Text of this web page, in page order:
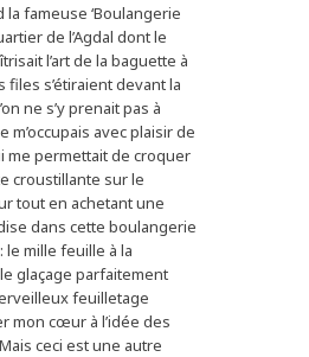
la fameuse ‘Boulangerie
de l’Agdal dont le
l’art de la baguette à
s’étiraient devant la
ne s’y prenait pas à
m’occupais avec plaisir de
me permettait de croquer
croustillante sur le
tout en achetant une
dans cette boulangerie
le mille feuille à la
glaçage parfaitement
feuilletage
mon cœur à l’idée des
ceci est une autre